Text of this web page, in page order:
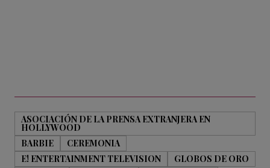
ASOCIACIÓN DE LA PRENSA EXTRANJERA EN
HOLLYWOOD
BARBIE
CEREMONIA
E! ENTERTAINMENT TELEVISION
GLOBOS DE ORO